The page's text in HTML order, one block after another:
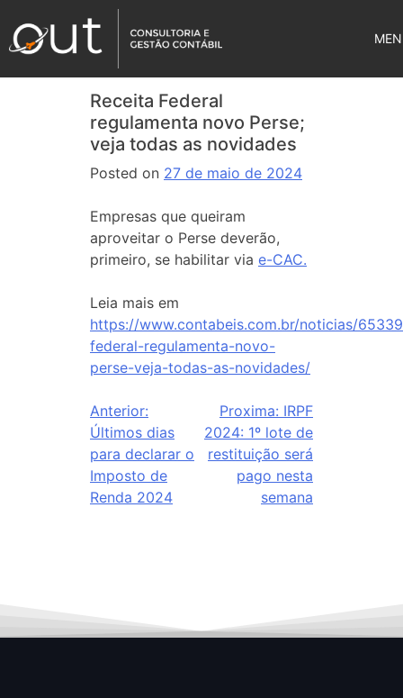
Receita Federal
regulamenta novo Perse;
veja todas as novidades
Posted on 27 de maio de 2024
Empresas que queiram
aproveitar o Perse deverão,
primeiro, se habilitar via e-CAC.
Leia mais em
https://www.contabeis.com.br/noticias/
federal-regulamenta-novo-
perse-veja-todas-as-novidades/
Anterior:
Últimos dias
para declarar o
Imposto de
Renda 2024
Proxima: IRPF
2024: 1º lote de
restituição será
pago nesta
semana